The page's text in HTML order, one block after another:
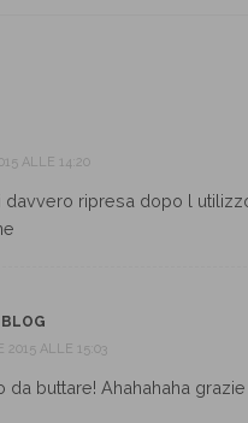
ALLE 14:20
davvero ripresa dopo l
2015 ALLE 15:03
da buttare! Ahahahaha grazie